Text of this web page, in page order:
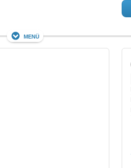
Menü